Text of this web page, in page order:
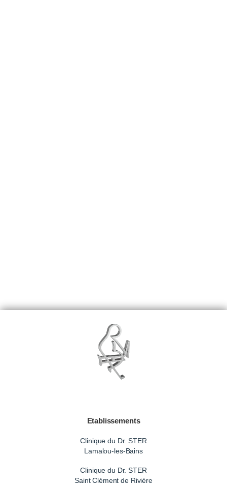
Etablissements
Clinique du Dr. STER
Lamalou-les-Bains
Clinique du Dr. STER
Saint Clément de Rivière